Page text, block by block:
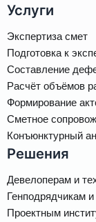
Услуги
Экспертиза смет
Подготовка к
Составление
Расчёт объёмов
Формирование
Сметное
Конъюнктурный
Решения
Девелоперам и
Генподрядчикам
Проектным